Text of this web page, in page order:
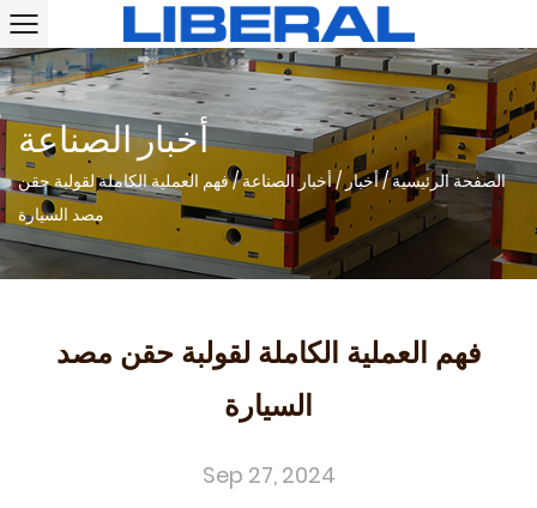
أخبار الصناعة
الصفحة الرئيسية/أخبار/أخبار الصناعة/فهم العملية الكاملة لقولبة حقن
مصد السيارة
فهم العملية الكاملة لقولبة حقن مصد
السيارة
Sep 27, 2024